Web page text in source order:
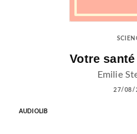
Votre
Emilie
27/08/
AUDIOLIB